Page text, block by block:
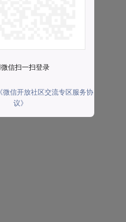
信扫一扫登录
《微信开放社区交流专区服务协
议》